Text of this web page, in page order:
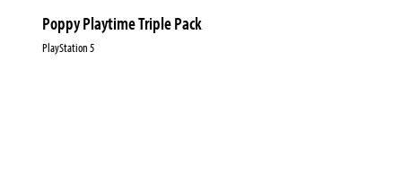
Poppy Playtime Triple Pack
PlayStation 5